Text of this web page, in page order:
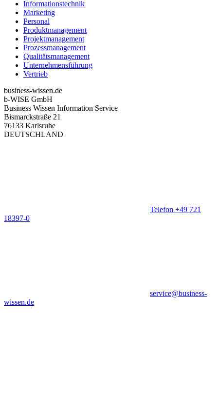
Informationstechnik
Marketing
Personal
Produktmanagement
Projektmanagement
Prozessmanagement
Qualitätsmanagement
Unternehmensführung
Vertrieb
business-wissen.de
b-WISE GmbH
Business Wissen Information Service
Bismarckstraße 21
76133 Karlsruhe
DEUTSCHLAND
Telefon +49 721
18397-0
service@business-
wissen.de